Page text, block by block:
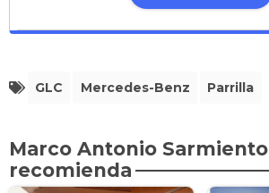
GLC Mercedes-Benz Parrilla
Marco Antonio Sarmiento
recomienda